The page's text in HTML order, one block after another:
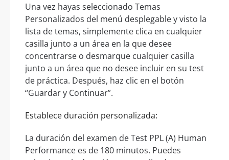
Una vez hayas seleccionado Temas
Personalizados del menú desplegable y visto la
lista de temas, simplemente clica en cualquier
casilla junto a un área en la que desee
concentrarse o desmarque cualquier casilla
junto a un área que no desee incluir en su test
de práctica. Después, haz clic en el botón
“Guardar y Continuar”.
Establece duración personalizada:
La duración del examen de Test PPL (A) Human
Performance es de 180 minutos. Puedes